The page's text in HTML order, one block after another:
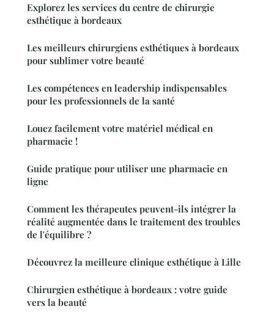
Explorez les services du centre de chirurgie
esthétique à bordeaux
Les meilleurs chirurgiens esthétiques à bordeaux
pour sublimer votre beauté
Les compétences en leadership indispensables
pour les professionnels de la santé
Louez facilement votre matériel médical en
pharmacie !
Guide pratique pour utiliser une pharmacie en
ligne
Comment les thérapeutes peuvent-ils intégrer la
réalité augmentée dans le traitement des troubles
de l'équilibre ?
Découvrez la meilleure clinique esthétique à Lille
Chirurgien esthétique à bordeaux : votre guide
vers la beauté